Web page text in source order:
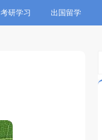
考研学习 出国留学